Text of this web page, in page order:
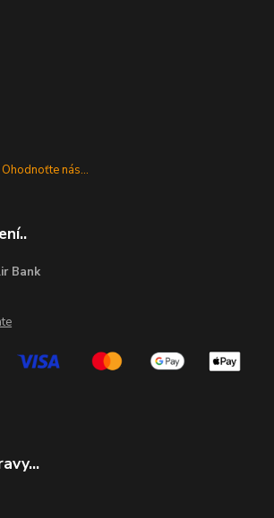
nás...
Bank